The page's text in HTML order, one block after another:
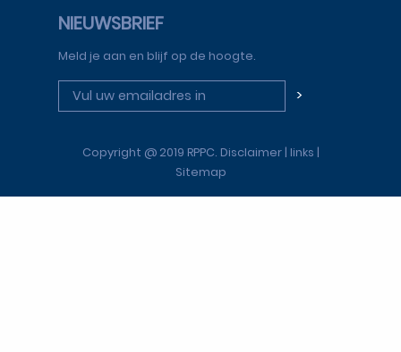
NIEUWSBRIEF
Meld je aan en blijf op de hoogte.
>
Copyright @ 2019 RPPC. Disclaimer | links |
Sitemap